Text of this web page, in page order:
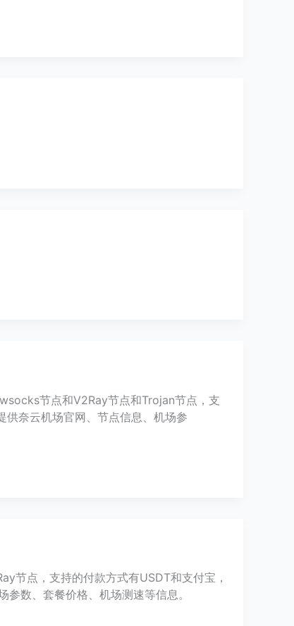
节点和V2Ray节点和Trojan节点，支
供奈云机场官网、节点信息、机场参
节点，支持的付款方式有USDT和支付宝，
数、套餐价格、机场测速等信息。